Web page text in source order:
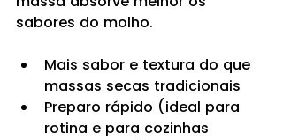
sabores do molho.
Mais sabor e textura do que
massas secas tradicionais
Preparo rápido (ideal para
rotina e para cozinhas